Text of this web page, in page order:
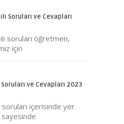
Soruları ve Cevapları
soruları öğretmen,
için
Soruları ve Cevapları 2023
soruları içerisinde yer